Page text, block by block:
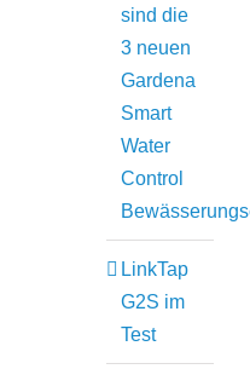
sind die
3 neuen
Gardena
Smart
Water
Control
LinkTap
G2S im
Test